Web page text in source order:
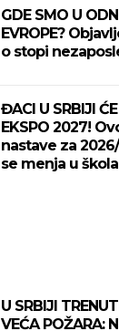
GDE SMO U
EVROPE?
o stopi
ĐACI U SRBIJI
EKSPO 2027!
nastave za
se menja u
U SRBIJI
VEĆA POŽARA: